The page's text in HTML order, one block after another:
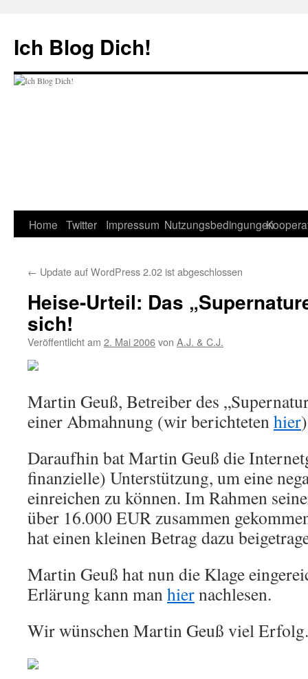
springen
Ich Blog Dich!
Home Twitter Impressum Nutzungsbedingungen
← Update auf WordPress 2.02 ist abgeschlossen
Heise-Urteil: Das
sich!
Veröffentlicht am 2. Mai 2006von A.J. & C.J.
Martin Geuß, Betreiber des
einer Abmahnung (wir berichtetenhier
Daraufhin bat Martin Geuß die
finanzielle) Unterstützung, um eine
einreichen zu können. Im Rahmen
über 16.000 EUR zusammen
hat einen kleinen Betrag dazu
Martin Geuß hat nun die Klage
Erlärung kann manhiernachlesen.
Wir wünschen Martin Geuß viel Erfolg.